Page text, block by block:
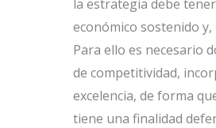
la estrategia debe
económico sostenido
Para ello es necesario
de competitividad,
excelencia, de forma
tiene una finalidad